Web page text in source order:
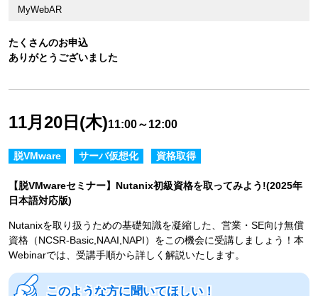
たくさんのお申込
ありがとうございました
MyWebAR
11月20日(木)11:00～12:00
脱VMware サーバ仮想化 資格取得
【脱VMwareセミナー】Nutanix初級資格を取ってみよう!(2025年
日本語対応版)
Nutanixを取り扱うための基礎知識を凝縮した、営業・SE向け無償
資格（NCSR-Basic,NAAI,NAPI）をこの機会に受講しましょう！本
Webinarでは、受講手順から詳しく解説いたします。
このような方に聞いてほしい！